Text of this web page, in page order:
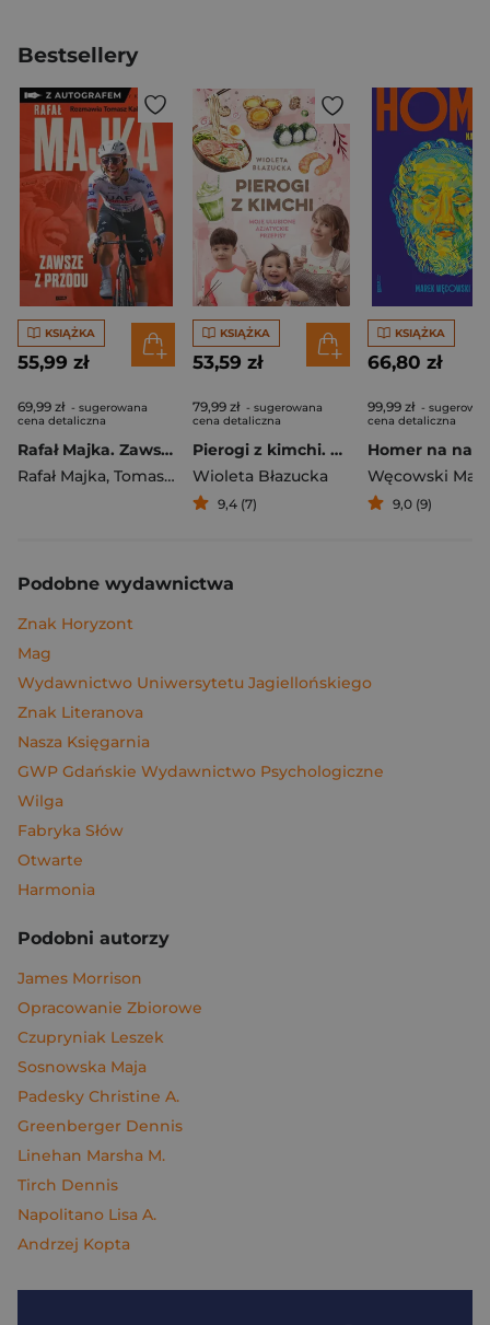
Bestsellery
KSIĄŻKA
55,99 zł
69,99 zł - sugerowana
cena detaliczna
Rafał Majka. Zawsze z przodu. Rozmawia Tomasz Kalemba - książka z autografem
Rafał Majka, Tomasz Kalemba
KSIĄŻKA
53,59 zł
79,99 zł - sugerowana
cena detaliczna
Pierogi z kimchi. Moje ulubione azjatyckie przepisy
Wioleta Błazucka
9,4 (7)
KSIĄŻKA
66,80 zł
99,99 zł -
cena detaliczna
Węcowski
9,0 (9)
Podobne wydawnictwa
Znak Horyzont
Mag
Wydawnictwo Uniwersytetu Jagiellońskiego
Znak Literanova
Nasza Księgarnia
GWP Gdańskie Wydawnictwo Psychologiczne
Wilga
Fabryka Słów
Otwarte
Harmonia
Podobni autorzy
James Morrison
Opracowanie Zbiorowe
Czupryniak Leszek
Sosnowska Maja
Padesky Christine A.
Greenberger Dennis
Linehan Marsha M.
Tirch Dennis
Napolitano Lisa A.
Andrzej Kopta